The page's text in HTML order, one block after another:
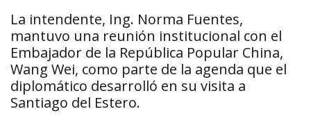
La intendente, Ing. Norma Fuentes,
mantuvo una reunión institucional con el
Embajador de la República Popular China,
Wang Wei, como parte de la agenda que el
diplomático desarrolló en su visita a
Santiago del Estero.